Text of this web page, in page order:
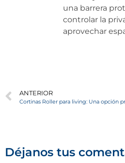
una barrera
controlar la
aprovechar
ANTERIOR
Cortinas Roller para living: Una opción
Déjanos tus